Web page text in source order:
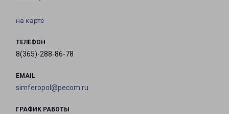
на карте
ТЕЛЕФОН
8(365)-288-86-78
EMAIL
simferopol@pecom.ru
ГРАФИК РАБОТЫ